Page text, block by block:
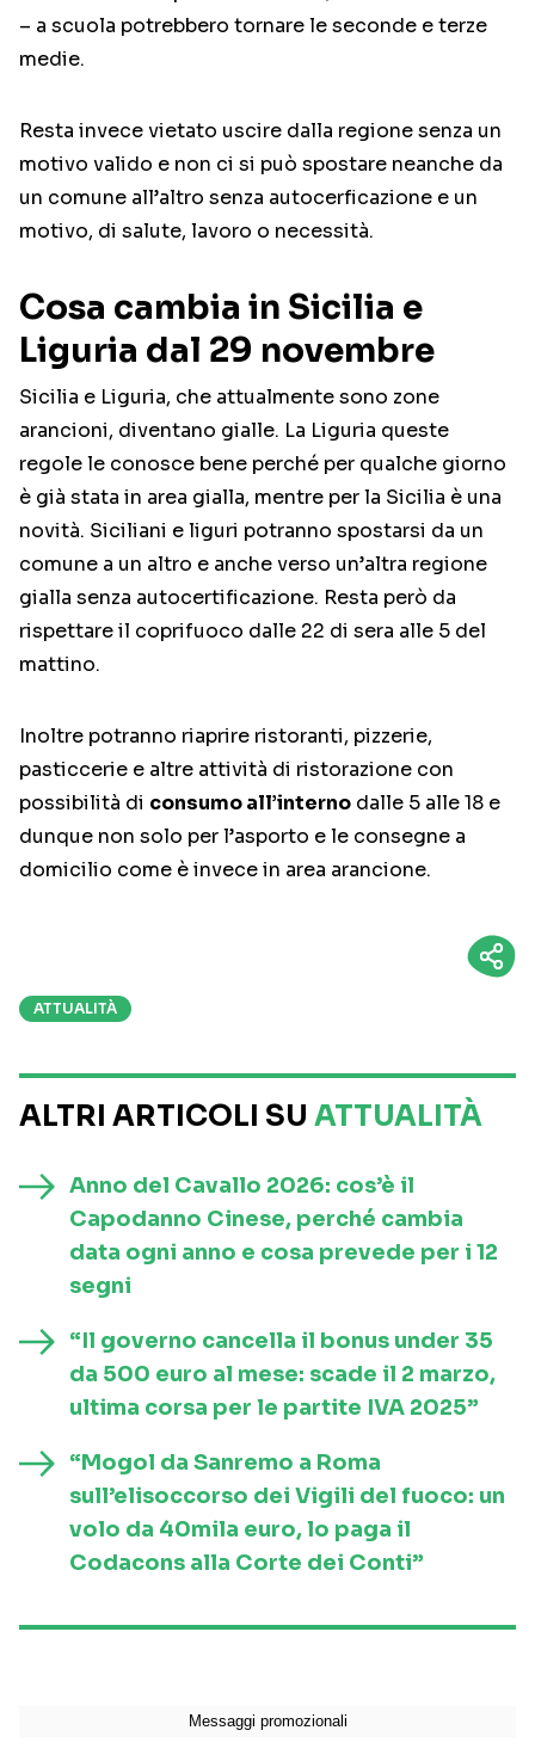
– a scuola potrebbero tornare le seconde e terze
medie.
Resta invece vietato uscire dalla regione senza un
motivo valido e non ci si può spostare neanche da
un comune all’altro senza autocerficazione e un
motivo, di salute, lavoro o necessità.
Cosa cambia in Sicilia e
Liguria dal 29 novembre
Sicilia e Liguria, che attualmente sono zone
arancioni, diventano gialle. La Liguria queste
regole le conosce bene perché per qualche giorno
è già stata in area gialla, mentre per la Sicilia è una
novità. Siciliani e liguri potranno spostarsi da un
comune a un altro e anche verso un’altra regione
gialla senza autocertificazione. Resta però da
rispettare il coprifuoco dalle 22 di sera alle 5 del
mattino.
Inoltre potranno riaprire ristoranti, pizzerie,
pasticcerie e altre attività di ristorazione con
possibilità di consumo all’interno dalle 5 alle 18 e
dunque non solo per l’asporto e le consegne a
domicilio come è invece in area arancione.
ATTUALITÀ
ALTRI ARTICOLI SU ATTUALITÀ
Anno del Cavallo 2026: cos’è il
Capodanno Cinese, perché cambia
data ogni anno e cosa prevede per i 12
segni
“Il governo cancella il bonus under 35
da 500 euro al mese: scade il 2 marzo,
ultima corsa per le partite IVA 2025”
“Mogol da Sanremo a Roma
sull’elisoccorso dei Vigili del fuoco: un
volo da 40mila euro, lo paga il
Codacons alla Corte dei Conti”